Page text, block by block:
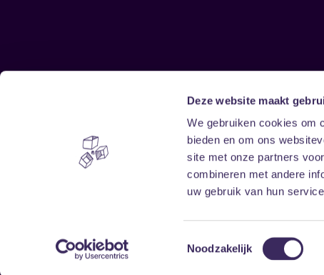
Deze website maakt
We gebruiken cookies om
bieden en om ons
site met onze partners
combineren met andere
uw gebruik van hun
Toestemmingsselectie
Noodzakelijk
Home
Vrijwilligers
Disclaimer
Toegankelijkheid
Privacy & cookies